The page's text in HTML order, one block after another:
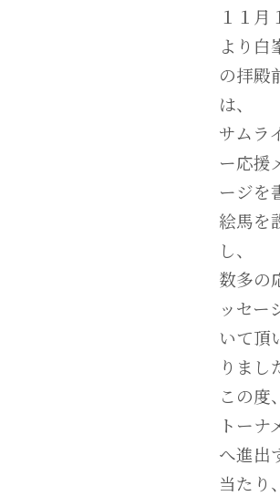
１１月
より白
の拝殿
は、
サムラ
ー応援
ージを
絵馬を
し、
数多の
ッセー
いて頂
りまし
この度
トーナ
へ進出
当たり、